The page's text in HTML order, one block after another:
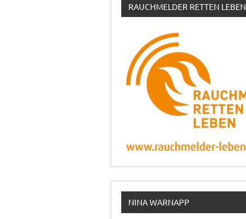
RAUCHMELDER RETTEN LEBEN
NINA WARNAPP